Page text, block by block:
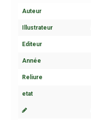
Auteur
Illustrateur
Editeur
Année
Reliure
etat